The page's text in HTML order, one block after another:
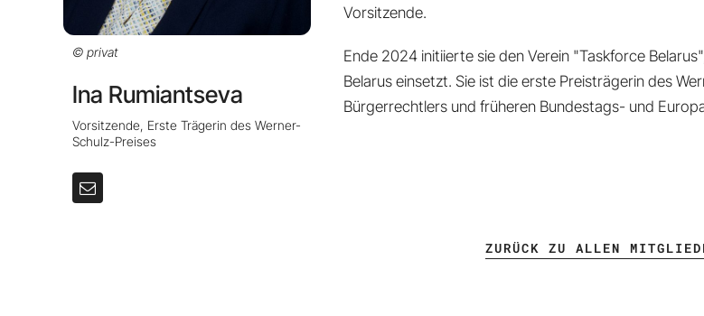
© privat
Ina Rumiantseva
Vorsitzende, Erste Trägerin des Werner-
Schulz-Preises
Vorsitzende.
Ende 2024 initiierte sie den Verein "Taskforce
Belarus einsetzt. Sie ist die erste Preisträgerin des
Bürgerrechtlers und früheren Bundestags- und
ZURÜCK ZU ALLEN